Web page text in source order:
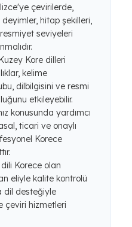
çevirilerde,
hitap şekilleri,
resmiyet seviyeleri
Kore dilleri
kelime
dilbilgisini ve resmi
etkileyebilir.
konusunda yardımcı
ticari ve onaylı
Korece
Korece olan
eliyle kalite kontrolü
dil desteğiyle
çeviri hizmetleri